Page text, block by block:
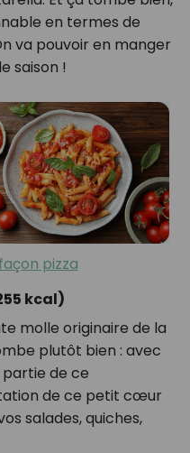
en termes de
va pouvoir en manger
saison !
pizza
kcal)
molle originaire de la
plutôt bien : avec
partie de ce
de ce petit cœur
salades, quiches,